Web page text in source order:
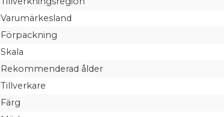
Varumärkesland
Förpackning
Skala
Rekommenderad ålder
Tillverkare
Färg